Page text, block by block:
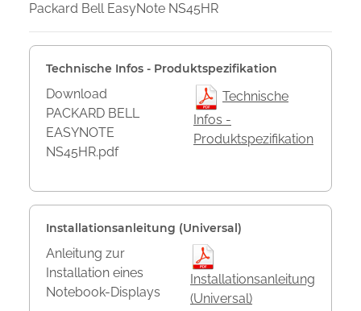
Packard Bell EasyNote NS45HR
Technische Infos - Produktspezifikation
Download
PACKARD BELL
EASYNOTE
NS45HR.pdf
Technische
Infos -
Produktspezifikation
Installationsanleitung (Universal)
Anleitung zur
Installation eines
Notebook-Displays
Installationsanleitung
(Universal)